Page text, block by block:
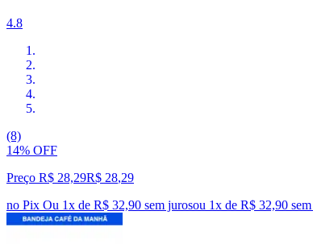
4.8
(8)
14% OFF
Preço R$ 28,29R$ 28,29
no Pix Ou 1x de R$ 32,90 sem jurosou 1x de R$ 32,90